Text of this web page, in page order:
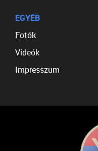
EGYÉB
Fotók
Videók
Impresszum